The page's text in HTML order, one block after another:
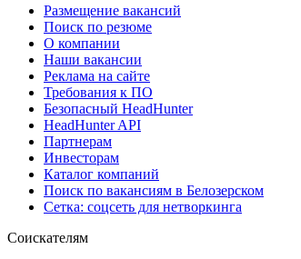
Размещение вакансий
Поиск по резюме
О компании
Наши вакансии
Реклама на сайте
Требования к ПО
Безопасный HeadHunter
HeadHunter API
Партнерам
Инвесторам
Каталог компаний
Поиск по вакансиям в Белозерском
Сетка: соцсеть для нетворкинга
Соискателям